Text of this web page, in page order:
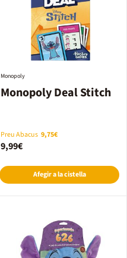
Monopoly Deal Stitch
Monopoly
Preu Abacus 9,75€
9,99€
Afegir a la cistella